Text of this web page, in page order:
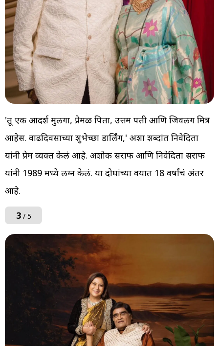
'तू एक आदर्श मुलगा, प्रेमळ पिता, उत्तम पती आणि जिवलग मित्र
आहेस. वाढदिवसाच्या शुभेच्छा डार्लिंग,' अशा शब्दांत निवेदिता
यांनी प्रेम व्यक्त केलं आहे. अशोक सराफ आणि निवेदिता सराफ
यांनी 1989 मध्ये लग्न केलं. या दोघांच्या वयात 18 वर्षांचं अंतर
आहे.
3/ 5